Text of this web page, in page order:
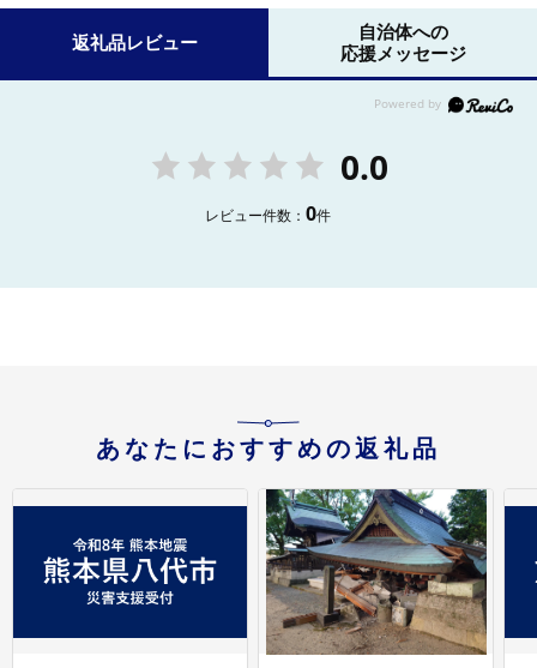
返礼品レビュー
自治体への
応援メッセージ
0.0
レビュー件数：0件
あなたにおすすめの返礼品